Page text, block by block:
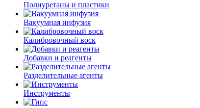
Полиуретаны и пластики
Вакуумная инфузия
Калибровочный воск
Добавки и реагенты
Разделительные агенты
Инструменты